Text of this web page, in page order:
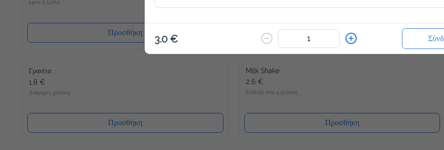
κρύο ή ζεστό
Προσθήκη Προσθήκη
Γρανίτα
1.8 €
Διάφορες γεύσεις
Προσθήκη
Milk Shake
2.6 €
Επίλεξε απο 4 γεύσεις
Προσθήκη
3.0 €